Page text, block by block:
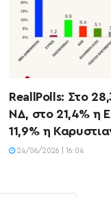
ReallPolls: Στο
ΝΔ, στο 21,4% η
11,9% η
24/06/2026 | 16:04